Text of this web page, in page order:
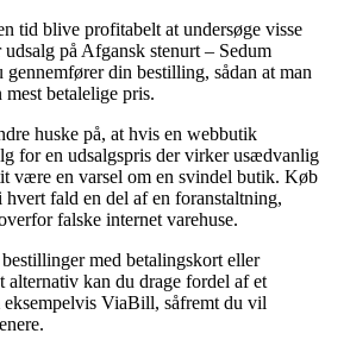
tid blive profitabelt at undersøge visse
på Afgansk stenurt – Sedum
gennemfører din bestilling, sådan at man
betalelige pris.
huske på, at hvis en webbutik
for en udsalgspris der virker usædvanlig
være en varsel om en svindel butik. Køb
hvert fald en del af en foranstaltning,
falske internet varehuse.
med betalingskort eller
alternativ kan du drage fordel af et
ViaBill, såfremt du vil